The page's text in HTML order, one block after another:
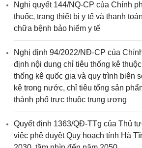
Thái Nguyên
TP.Huế
Vĩnh Long
Yên Bái
Nghị quyết 144/NQ-CP của Chính
thuốc, trang thiết bị y tế và thanh
chữa bệnh bảo hiểm y tế
Nghị định 94/2022/NĐ-CP của
định nội dung chỉ tiêu thống kê
thống kê quốc gia và quy trình biên
kê trong nước, chỉ tiêu tổng sản
thành phố trực thuộc trung ương
Quyết định 1363/QĐ-TTg của Thủ
việc phê duyệt Quy hoạch tỉnh Hà